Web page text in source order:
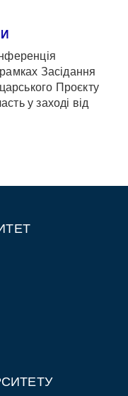
Засідання
Проєкту
у заході від